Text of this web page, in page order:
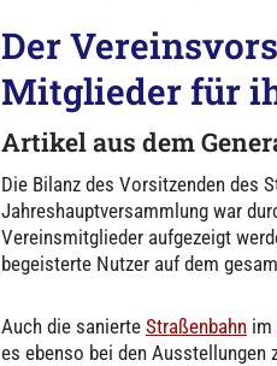
Der
Mitglieder für
Artikelaus dem
Die Bilanz des Vorsitzenden des
Jahreshauptversammlung war
Vereinsmitglieder aufgezeigt
begeisterte Nutzer auf dem
Auch die sanierte Straßenbahn im
es ebenso bei den Ausstellungen